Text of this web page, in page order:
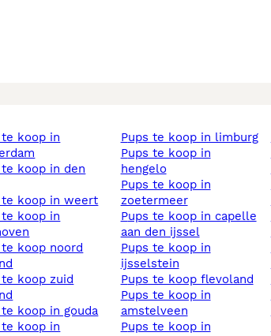
te koop in weert
te koop in gouda
pups te koop in limburg
pups te koop in
hengelo
pups te koop in
zoetermeer
pups te koop in capelle
aan den ijssel
pups te koop in
ijsselstein
pups te koop flevoland
pups te koop in
amstelveen
pups te koop in